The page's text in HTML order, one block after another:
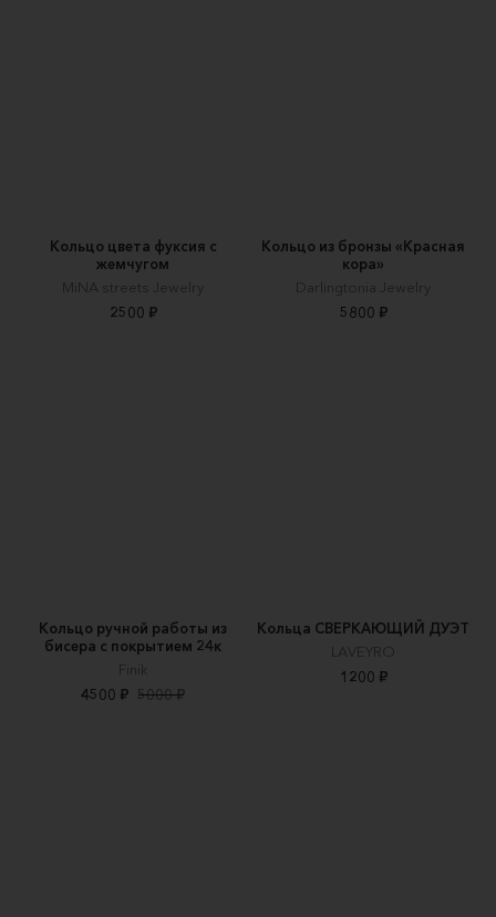
Кольцо цвета фуксия с
жемчугом
MiNA streets Jewelry
2500 ₽
Кольцо из бронзы «Красная
кора»
Darlingtonia Jewelry
5800 ₽
Кольцо ручной работы из
бисера с покрытием 24к
Finik
4500 ₽ 5000 ₽
Кольца СВЕРКАЮЩИЙ ДУЭТ
LAVEYRO
1200 ₽